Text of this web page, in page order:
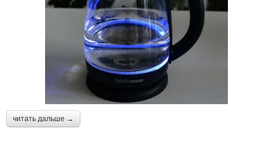
читать дальше →